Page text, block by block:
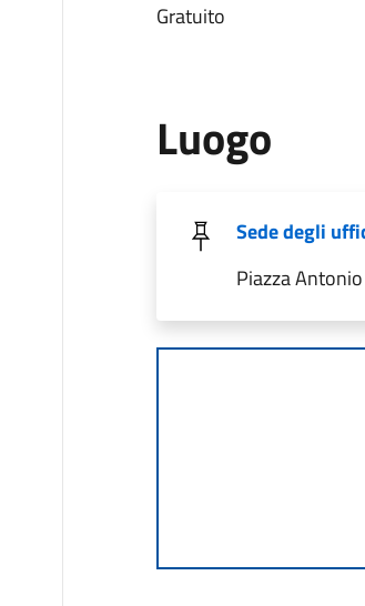
Gratuito
Luogo
Sede degli
Piazza